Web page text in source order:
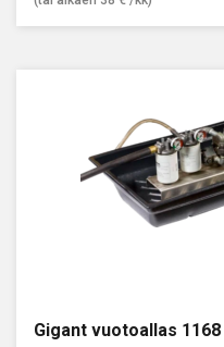
Gigant vuotoallas 1168